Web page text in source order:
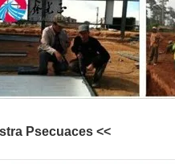
Psecuaces <<